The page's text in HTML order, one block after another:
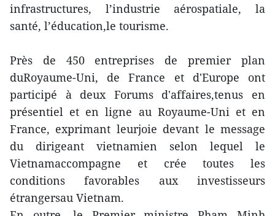
infrastructures, l’industrie aérospatiale, la
santé, l’éducation,le tourisme.
Près de 450 entreprises de premier plan
duRoyaume-Uni, de France et d'Europe ont
participé à deux Forums d'affaires,tenus en
présentiel et en ligne au Royaume-Uni et en
France, exprimant leurjoie devant le message
du dirigeant vietnamien selon lequel le
Vietnamaccompagne et crée toutes les
conditions favorables aux investisseurs
étrangersau Vietnam.